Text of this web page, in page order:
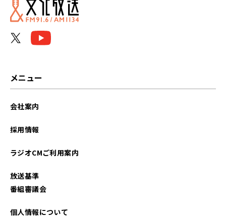
メニュー
会社案内
採用情報
ラジオCMご利用案内
放送基準
番組審議会
個人情報について